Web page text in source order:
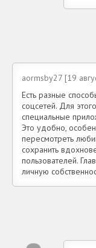
aormsby27 [19
Есть разные
соцсетей. Для
специальные
Это удобно,
пересмотреть
сохранить
пользователей.
личную